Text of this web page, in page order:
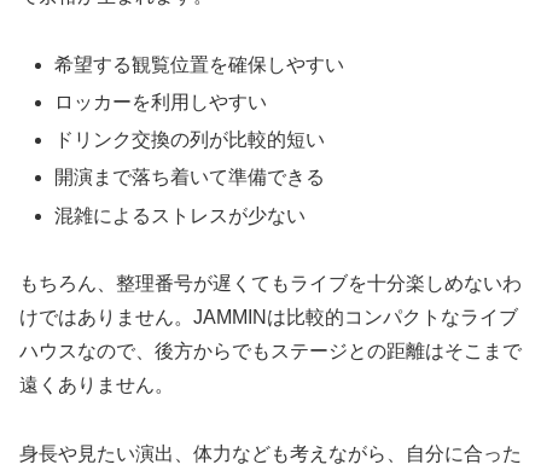
希望する観覧位置を確保しやすい
ロッカーを利用しやすい
ドリンク交換の列が比較的短い
開演まで落ち着いて準備できる
混雑によるストレスが少ない
もちろん、整理番号が遅くてもライブを十分楽しめないわ
けではありません。JAMMINは比較的コンパクトなライブ
ハウスなので、後方からでもステージとの距離はそこまで
遠くありません。
身長や見たい演出、体力なども考えながら、自分に合った